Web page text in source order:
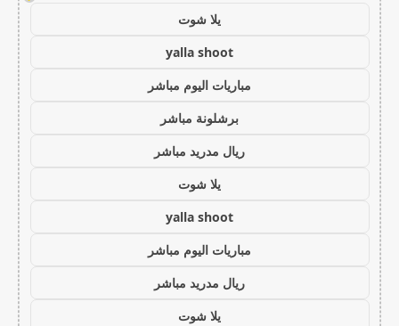
يلا شوت
yalla shoot
مباريات اليوم مباشر
برشلونة مباشر
ريال مدريد مباشر
يلا شوت
yalla shoot
مباريات اليوم مباشر
ريال مدريد مباشر
يلا شوت